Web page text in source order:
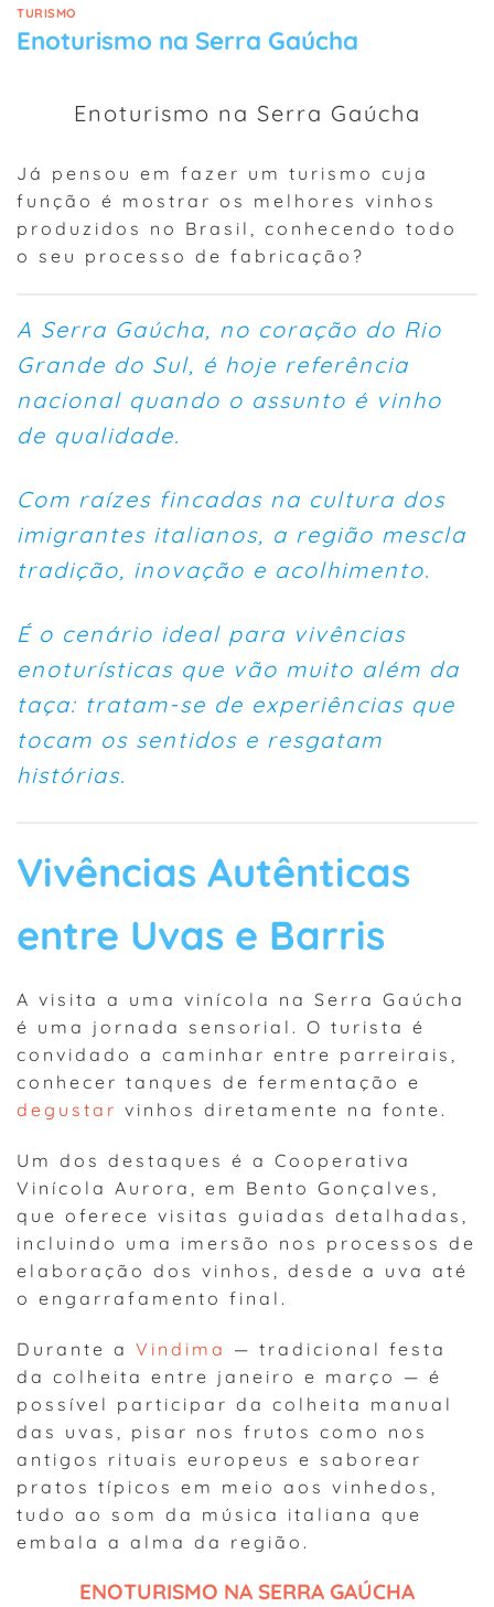
TURISMO
Enoturismo na Serra Gaúcha
Enoturismo na Serra Gaúcha
Já pensou em fazer um turismo cuja
função é mostrar os melhores vinhos
produzidos no Brasil, conhecendo todo
o seu processo de fabricação?
A Serra Gaúcha, no coração do Rio
Grande do Sul, é hoje referência
nacional quando o assunto é vinho
de qualidade.
Com raízes fincadas na cultura dos
imigrantes italianos, a região mescla
tradição, inovação e acolhimento.
É o cenário ideal para vivências
enoturísticas que vão muito além da
taça: tratam-se de experiências que
tocam os sentidos e resgatam
histórias.
Vivências Autênticas
entre Uvas e Barris
A visita a uma vinícola na Serra Gaúcha
é uma jornada sensorial. O turista é
convidado a caminhar entre parreirais,
conhecer tanques de fermentação e
degustar vinhos diretamente na fonte.
Um dos destaques é a Cooperativa
Vinícola Aurora, em Bento Gonçalves,
que oferece visitas guiadas detalhadas,
incluindo uma imersão nos processos de
elaboração dos vinhos, desde a uva até
o engarrafamento final.
Durante a Vindima — tradicional festa
da colheita entre janeiro e março — é
possível participar da colheita manual
das uvas, pisar nos frutos como nos
antigos rituais europeus e saborear
pratos típicos em meio aos vinhedos,
tudo ao som da música italiana que
embala a alma da região.
ENOTURISMO NA SERRA GAÚCHA